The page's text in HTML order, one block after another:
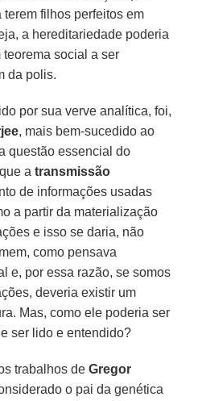
terem filhos perfeitos em
a hereditariedade poderia
social a ser
da polis.
por sua verve analítica, foi,
, mais bem-sucedido ao
questão essencial do
atransmissão
de informações usadas
a partir da materialização
e isso se daria, não
como pensava
e, por essa razão, se somos
deveria existir um
Mas, como ele poderia ser
ser lido e entendido?
trabalhos deGregor
o pai da genética